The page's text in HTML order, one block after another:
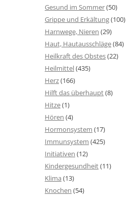
Gesund im Sommer(50)
Grippe und Erkältung(100)
Harnwege, Nieren (29)
Haut, Hautausschläge(84)
Heilkraft des Obstes(22)
Heilmittel(435)
Herz(166)
Hilft das überhaupt(8)
Hitze(1)
Hören (4)
Hormonsystem (17)
Immunsystem (425)
Initiativen (12)
Kindergesundheit(11)
Klima (13)
Knochen (54)